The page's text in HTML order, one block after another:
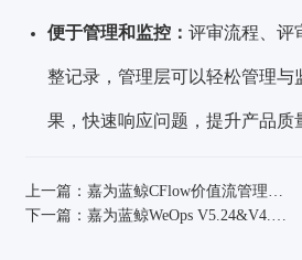
便于管理和监控：评审流程、评
整记录，管理层可以轻松管理与
果，快速响应问题，提升产品质
上一篇：嘉为蓝鲸CFlow价值流管理平台：研发资源黑洞，终结需求返工
下一篇：嘉为蓝鲸WeOps V5.24&V4.24告别繁琐文档，专注运维核心